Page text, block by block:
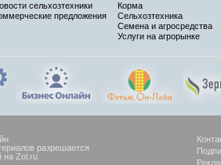
сельхозтехники
предложения
Корма
Сельхозтехника
Семена и агросредства
Услуги на агрорынке
разрешается
на Zol.ru